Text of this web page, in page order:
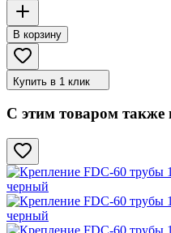
В корзину
Купить в 1 клик
С этим товаром также